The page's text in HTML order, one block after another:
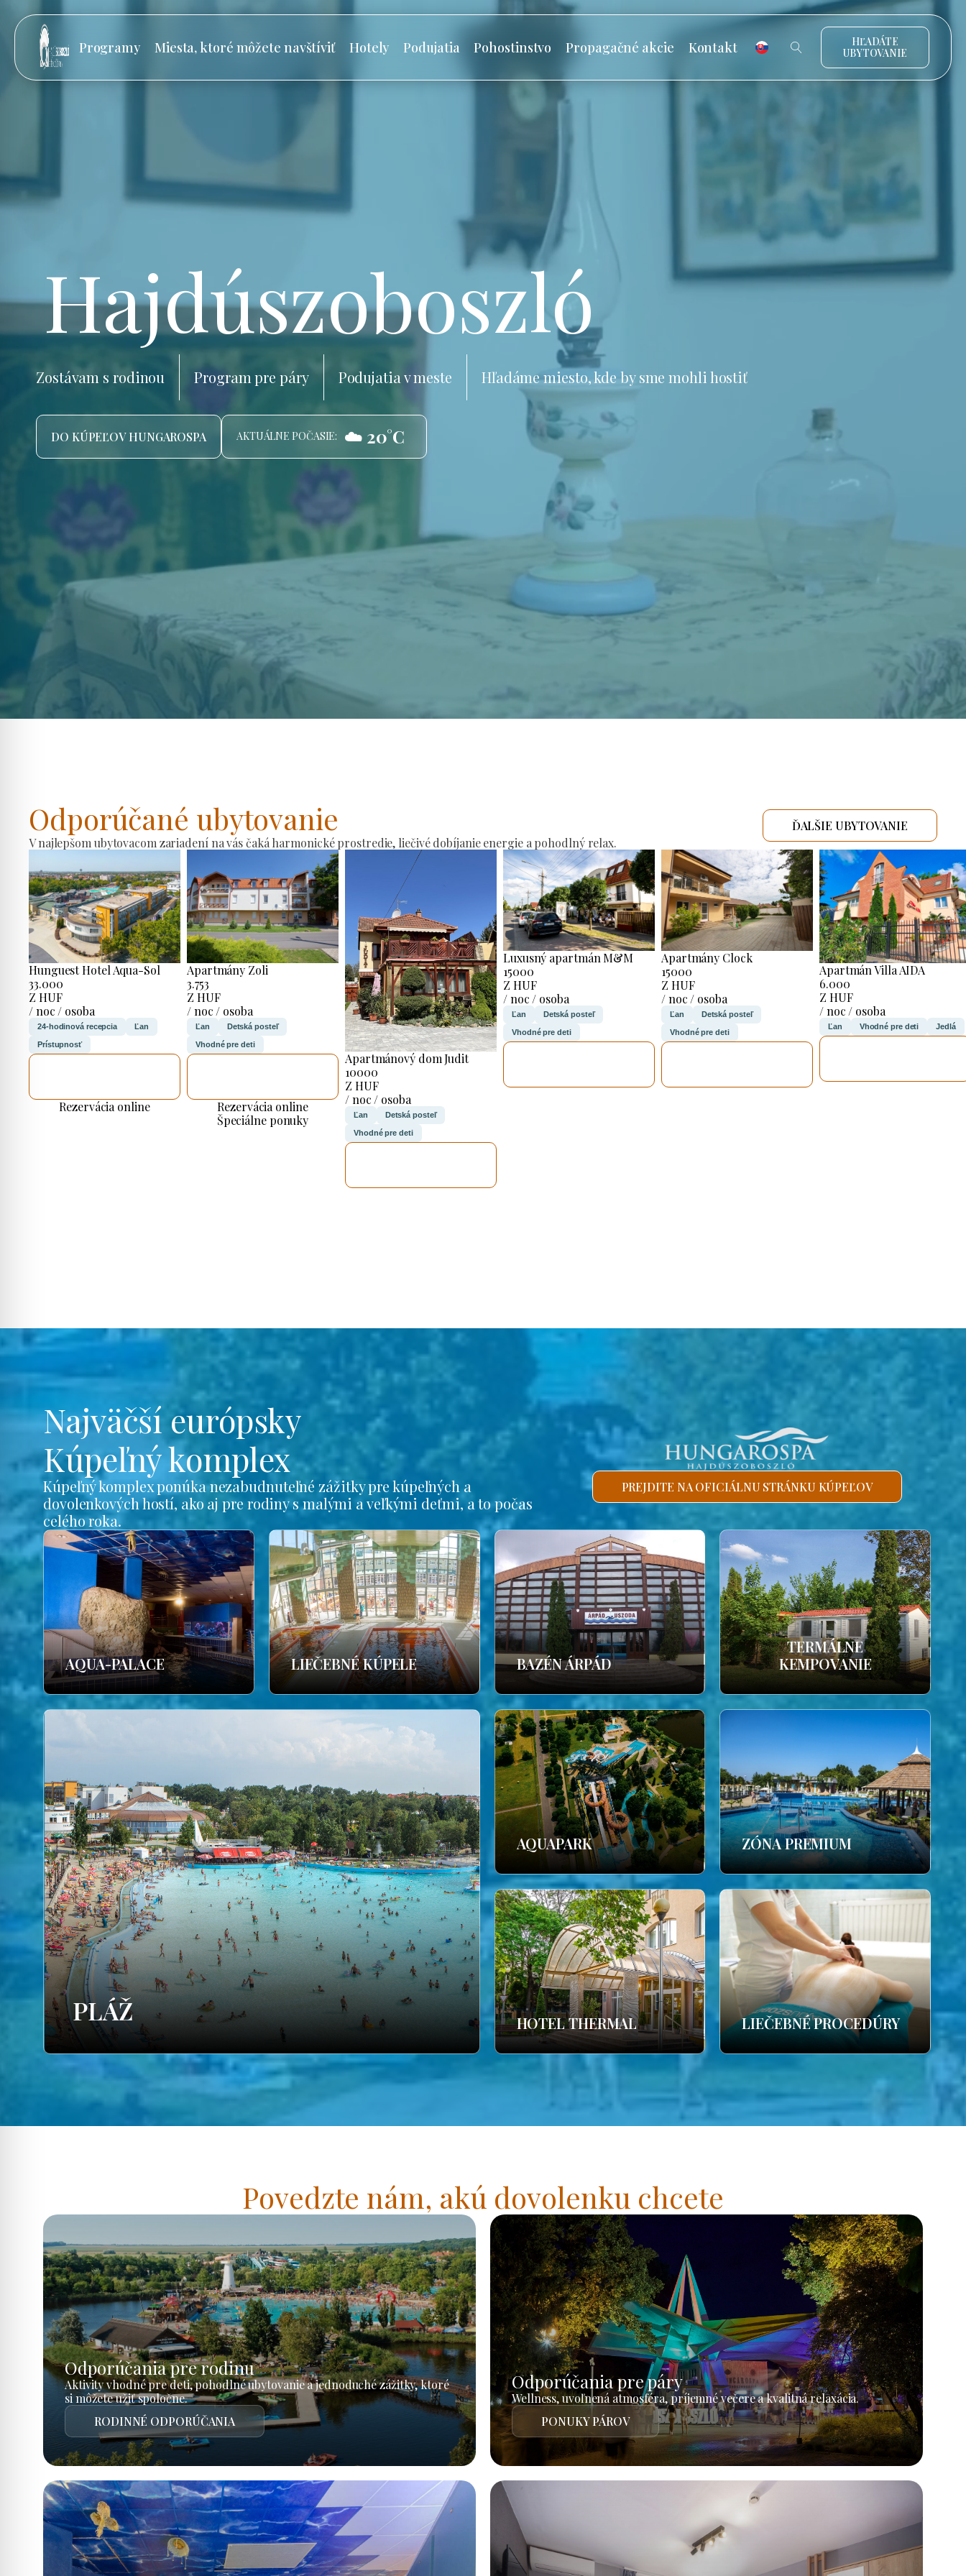
Programy Miesta, ktoré môžete navštíviť Hotely Podujatia Pohostinstvo Propagačné akcie Kontakt
HĽADÁTE
UBYTOVANIE
Hajdúszoboszló
Zostávam s rodinou Program pre páry Podujatia v meste Hľadáme miesto, kde by sme mohli hostiť
DO KÚPEĽOV HUNGAROSPA AKTUÁLNE POČASIE: ☁️ 20°C
Odporúčané ubytovanie
V najlepšom ubytovacom zariadení na vás čaká harmonické prostredie, liečivé dobíjanie energie a pohodlný relax.
ĎALŠIE UBYTOVANIE
Hunguest Hotel Aqua-Sol
33.000
Z HUF
/ noc / osoba
24-hodinová recepcia Ľan
Prístupnosť
Rezervácia online
Apartmány Zoli
3.753
Z HUF
/ noc / osoba
Ľan Detská posteľ
Vhodné pre deti
Rezervácia online
Špeciálne ponuky
Apartmánový dom Judit
10000
Z HUF
/ noc / osoba
Ľan Detská posteľ
Vhodné pre deti
Luxusný apartmán M&M
15000
Z HUF
/ noc / osoba
Ľan Detská posteľ
Vhodné pre deti
Apartmány Clock
15000
Z HUF
/ noc / osoba
Ľan Detská posteľ
Vhodné pre deti
Apartmán Villa AIDA
6.000
Z HUF
/ noc / osoba
Ľan Vhodné pre deti Jedlá
Najväčší európsky
Kúpeľný komplex
Kúpeľný komplex ponúka nezabudnuteľné zážitky pre kúpeľných a
dovolenkových hostí, ako aj pre rodiny s malými a veľkými deťmi, a to počas
celého roka.
PREJDITE NA OFICIÁLNU STRÁNKU KÚPEĽOV
AQUA-PALACE LIEČEBNÉ KÚPELE BAZÉN ÁRPÁD
TERMÁLNE
KEMPOVANIE
PLÁŽ
AQUAPARK ZÓNA PREMIUM
HOTEL THERMAL LIEČEBNÉ PROCEDÚRY
Povedzte nám, akú dovolenku chcete
Odporúčania pre rodinu
Aktivity vhodné pre deti, pohodlné ubytovanie a jednoduché zážitky, ktoré
si môžete užiť spoločne.
RODINNÉ ODPORÚČANIA
Odporúčania pre páry
Wellness, uvoľnená atmosféra, príjemné večere a kvalitná relaxácia.
PONUKY PÁROV